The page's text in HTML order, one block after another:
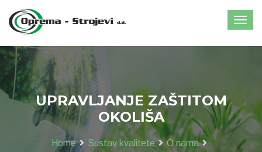
UPRAVLJANJE ZAŠTITOM
OKOLIŠA
Home Sustav kvalitete
O nama